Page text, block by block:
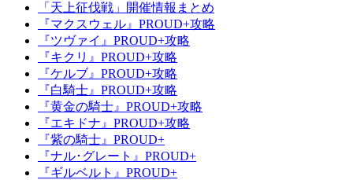
「天上征伐戦」開催情報まとめ
『マクスウェル』PROUD+攻略
『ツヴァイ』PROUD+攻略
『キクリ』PROUD+攻略
『ケルブ』PROUD+攻略
『白騎士』PROUD+攻略
『黄金の騎士』PROUD+攻略
『エキドナ』PROUD+攻略
『紫の騎士』PROUD+
『ナル･グレート』PROUD+
『ギルベルト』PROUD+